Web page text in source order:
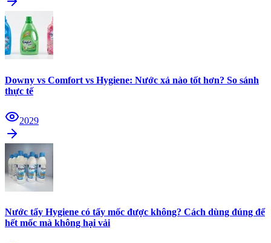
Downy vs Comfort vs Hygiene: Nước xả nào tốt hơn? So sánh
thực tế
2029
Nước tẩy Hygiene có tẩy mốc được không? Cách dùng đúng để
hết mốc mà không hại vải